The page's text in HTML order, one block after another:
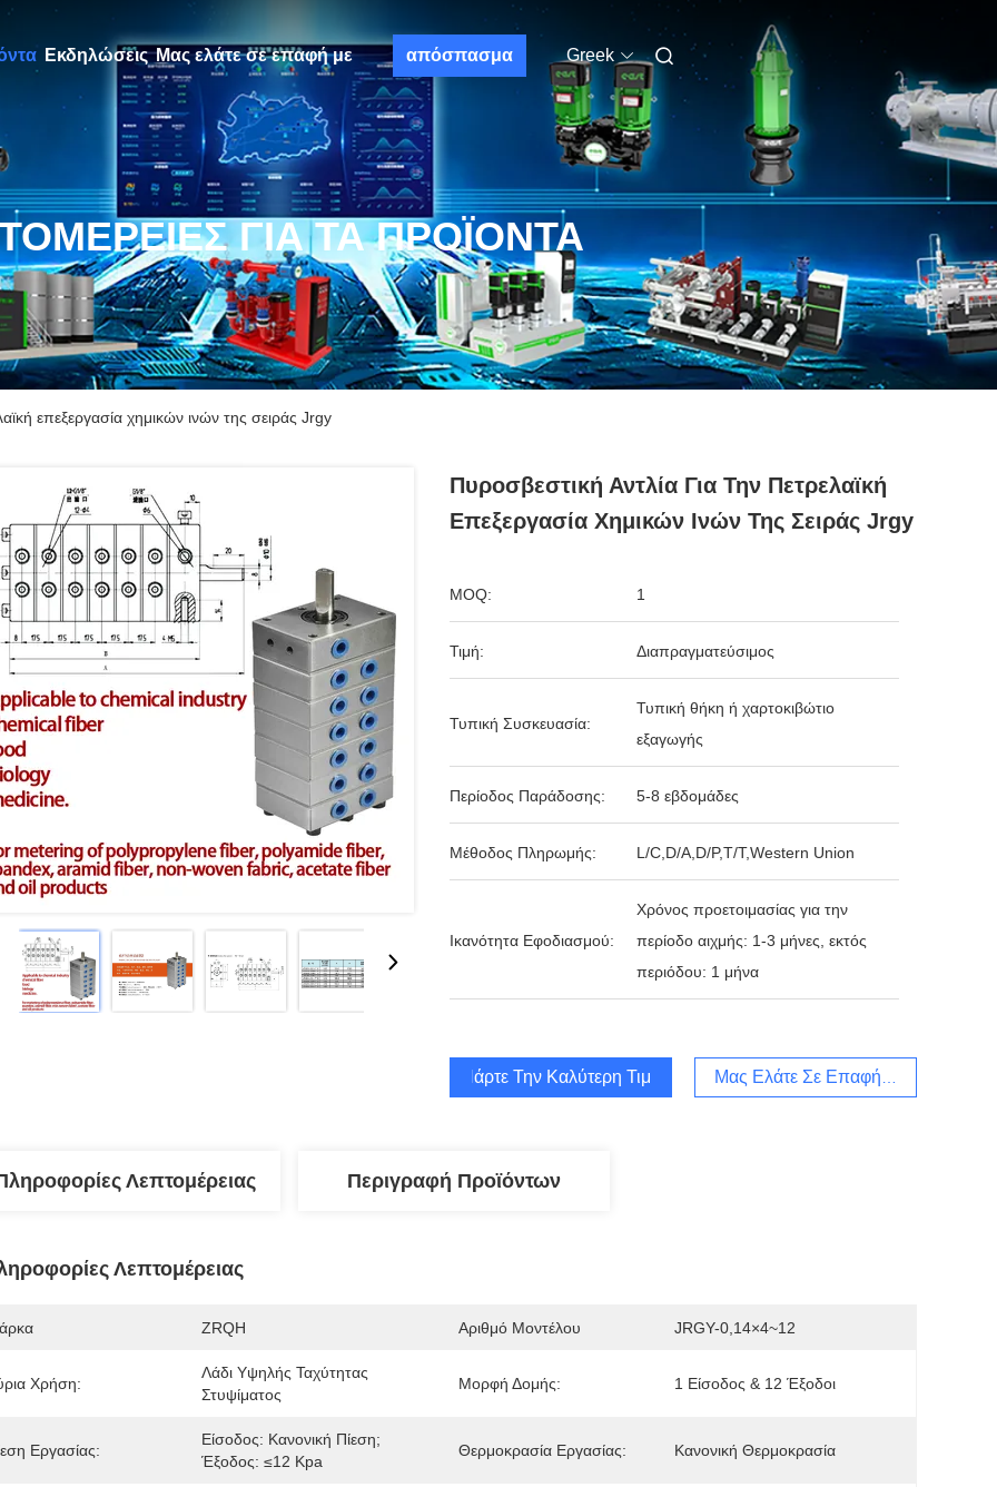
Εκδηλώσεις Μας ελάτε σε επαφή με απόσπασμα Greek
ΓΙΑ ΤΑ ΠΡΟΪΌΝΤΑ
επεξεργασία χημικών ινών της σειράς Jrgy
Πυροσβεστική Αντλία Για Την Πετρελαϊκή
Επεξεργασία Χημικών Ινών Της Σειράς Jrgy
MOQ: 1
Τιμή: Διαπραγματεύσιμος
Τυπική Συσκευασία:
Τυπική θήκη ή χαρτοκιβώτιο
εξαγωγής
Περίοδος Παράδοσης: 5-8 εβδομάδες
Μέθοδος Πληρωμής: L/C,D/A,D/P,T/T,Western Union
Ικανότητα Εφοδιασμού:
Χρόνος προετοιμασίας για την
περίοδο αιχμής: 1-3 μήνες, εκτός
περιόδου: 1 μήνα
Πάρτε Την Καλύτερη Τιμή Μας Ελάτε Σε Επαφή Με
Λεπτομέρειας Περιγραφή Προϊόντων
Λεπτομέρειας
ZRQH Αριθμό Μοντέλου JRGY-0,14×4~12
Χρήση:
Λάδι Υψηλής Ταχύτητας
Στυψίματος
Μορφή Δομής: 1 Είσοδος & 12 Έξοδοι
Εργασίας:
Είσοδος: Κανονική Πίεση;
Έξοδος: ≤12 Kpa
Θερμοκρασία Εργασίας: Κανονική Θερμοκρασία